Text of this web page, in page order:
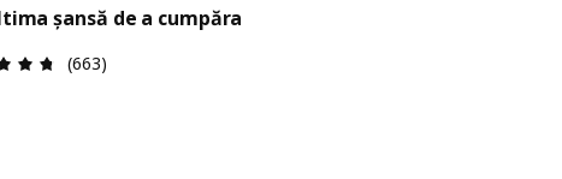
șansă de a cumpăra
Prezentare generală: 4.7 din 5 stele Total recenzii: 663
(663)